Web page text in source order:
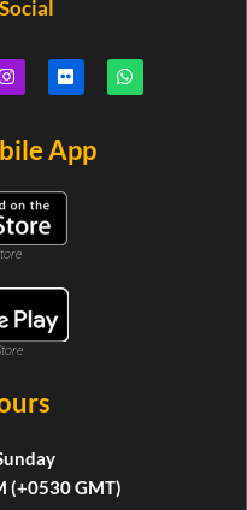
App
(+0530 GMT)